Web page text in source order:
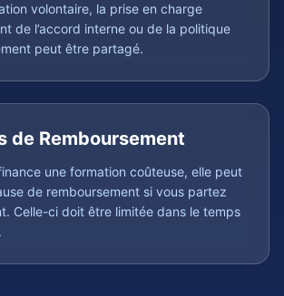
volontaire, la prise en charge
de l’accord interne ou de la politique
peut être partagé.
de Remboursement
une formation coûteuse, elle peut
de remboursement si vous partez
Celle-ci doit être limitée dans le temps